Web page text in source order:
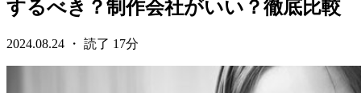
するべき？制作会社がいい？徹底比較
2024.08.24 ・ 読了 17分